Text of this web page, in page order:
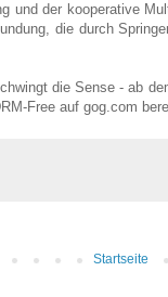
und der kooperative
die durch
die Sense - ab
Free auf gog.com
Startseite